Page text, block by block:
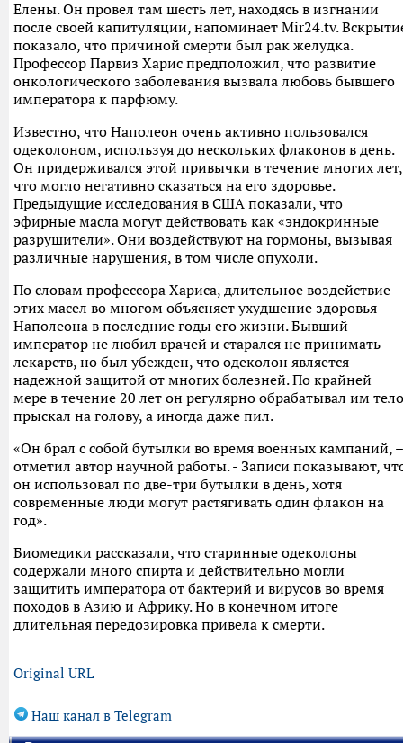
Елены. Он провел там шесть лет, находясь в изгнании
после своей капитуляции, напоминает Мir24.tv.
показало, что причиной смерти был рак желудка.
Профессор Парвиз Харис предположил, что развитие
онкологического заболевания вызвала любовь бывшего
императора к парфюму.
Известно, что Наполеон очень активно пользовался
одеколоном, используя до нескольких флаконов в день.
Он придерживался этой привычки в течение многих лет,
что могло негативно сказаться на его здоровье.
Предыдущие исследования в США показали, что
эфирные масла могут действовать как «эндокринные
разрушители». Они воздействуют на гормоны, вызывая
различные нарушения, в том числе опухоли.
По словам профессора Хариса, длительное воздействие
этих масел во многом объясняет ухудшение здоровья
Наполеона в последние годы его жизни. Бывший
император не любил врачей и старался не принимать
лекарств, но был убежден, что одеколон является
надежной защитой от многих болезней. По крайней
мере в течение 20 лет он регулярно обрабатывал им
прыскал на голову, а иногда даже пил.
«Он брал с собой бутылки во время военных кампаний, –
отметил автор научной работы. - Записи показывают,
он использовал по две-три бутылки в день, хотя
современные люди могут растягивать один флакон на
год».
Биомедики рассказали, что старинные одеколоны
содержали много спирта и действительно могли
защитить императора от бактерий и вирусов во время
походов в Азию и Африку. Но в конечном итоге
длительная передозировка привела к смерти.
Original URL
Наш канал в Telegram